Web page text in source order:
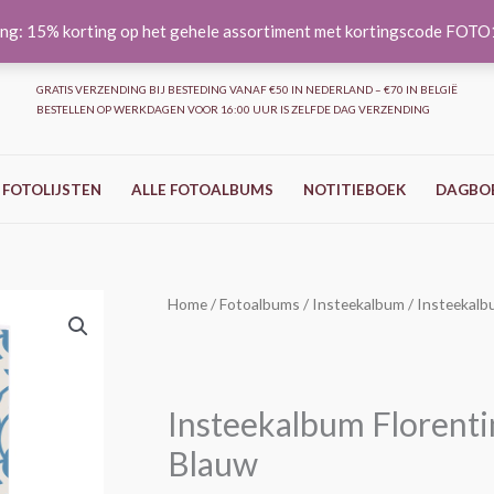
15% korting op het gehele assortiment met kortingscode
GRATIS VERZENDING BIJ BESTEDING VANAF €50 IN NEDERLAND – €70 IN BELGIË
BESTELLEN OP WERKDAGEN VOOR 16:00 UUR IS ZELFDE DAG VERZENDING
ALLE FOTOALBUMS NOTITIEBOEK
Home/Fotoalbums / Insteekalbum /
Insteekalbum
Blauw
Insteekalbum
foto's
10x15
cm